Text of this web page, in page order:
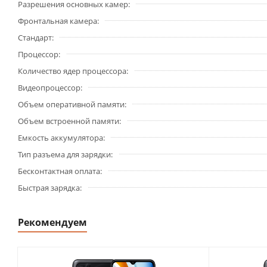
Разрешения основных камер
Фронтальная камера
Стандарт
Процессор
Количество ядер процессора
Видеопроцессор
Объем оперативной памяти
Объем встроенной памяти
Емкость аккумулятора
Тип разъема для зарядки
Бесконтактная оплата
Быстрая зарядка
Рекомендуем